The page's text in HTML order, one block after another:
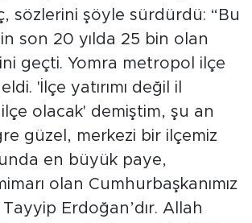
sözlerini şöyle sürdürdü: “Bu
son 20 yılda 25 bin olan
geçti. Yomra metropol ilçe
'İlçe yatırımı değil il
ilçe olacak' demiştim, şu an
güzel, merkezi bir ilçemiz
en büyük paye,
olan Cumhurbaşkanımız
Tayyip Erdoğan’dır. Allah